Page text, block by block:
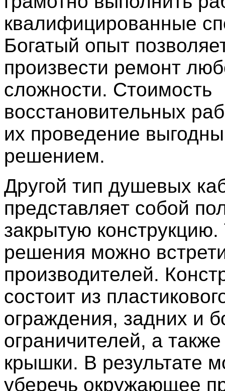
квалифицированные
Богатый опыт
произвести ремонт
сложности. Стоимость
восстановительных
их проведение
решением.
Другой тип душевых
представляет собой
закрытую конструкцию.
решения можно
производителей.
состоит из
ограждения, задних и
ограничителей, а
крышки. В результате
уберечь окружающее